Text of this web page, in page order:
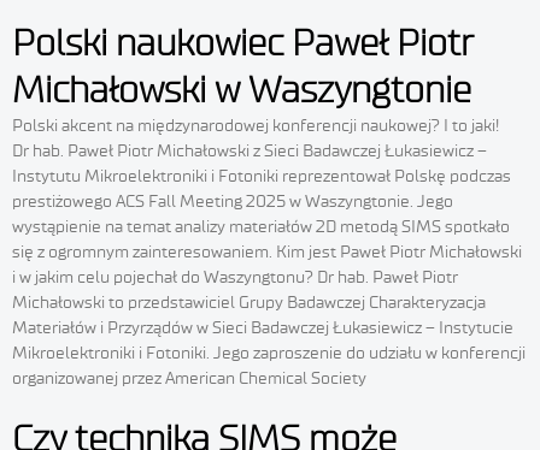
Polski naukowiec Paweł Piotr
Michałowski w Waszyngtonie
Polski akcent na międzynarodowej konferencji naukowej? I to jaki!
Dr hab. Paweł Piotr Michałowski z Sieci Badawczej Łukasiewicz –
Instytutu Mikroelektroniki i Fotoniki reprezentował Polskę podczas
prestiżowego ACS Fall Meeting 2025 w Waszyngtonie. Jego
wystąpienie na temat analizy materiałów 2D metodą SIMS spotkało
się z ogromnym zainteresowaniem. Kim jest Paweł Piotr Michałowski
i w jakim celu pojechał do Waszyngtonu? Dr hab. Paweł Piotr
Michałowski to przedstawiciel Grupy Badawczej Charakteryzacja
Materiałów i Przyrządów w Sieci Badawczej Łukasiewicz – Instytucie
Mikroelektroniki i Fotoniki. Jego zaproszenie do udziału w konferencji
organizowanej przez American Chemical Society
Czy technika SIMS może